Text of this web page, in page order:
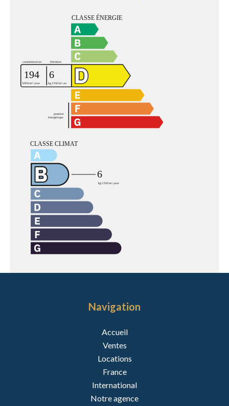
Navigation
Accueil
Ventes
Locations
France
International
Notre agence